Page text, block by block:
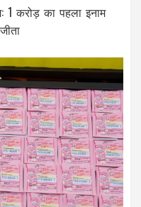
1 करोड़ का पहला इनाम